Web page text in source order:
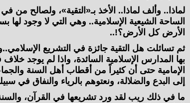
لماذا.. وألف لماذا.. الأخذ بـ«التقية»، ولصالح من
الساحة الشيعية الإسلامية.. وهي التي لا وجود لها
الأرض كل الأرض؟!..
ثم تسائلت هل التقية جائزة في التشريع
بها المدارس الإسلامية السائدة، واذا لم يوجد
الإمامية حتى أن كثيراً من أقطاب أهل السنة
إلى البدع والضلالة، ونعتوهم بالرياء والنفاق في
ما في ذلك ريب لقد ورد تشريعها في القرآن،